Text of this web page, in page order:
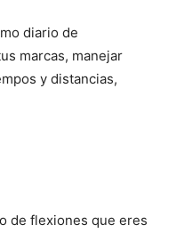
diario de
marcas, manejar
y distancias,
de flexiones que eres